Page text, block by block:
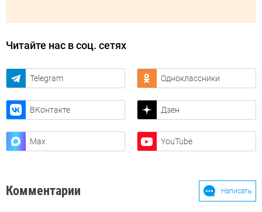
Читайте нас в соц. сетях
Telegram Одноклассники
ВКонтакте Дзен
Max YouTube
Комментарии Написать